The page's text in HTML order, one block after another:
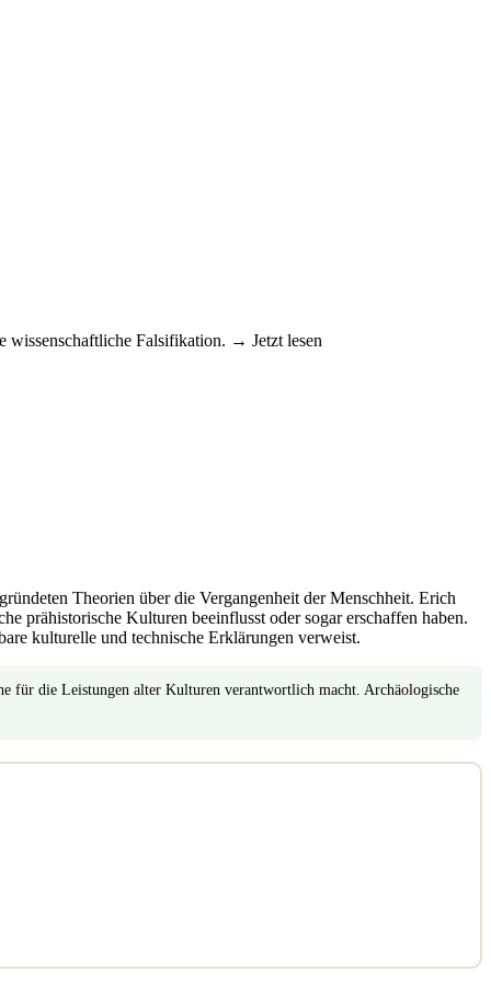
wissenschaftliche Falsifikation. → Jetzt lesen
Theorien über die Vergangenheit der Menschheit. Erich
prähistorische Kulturen beeinflusst oder sogar erschaffen haben.
kulturelle und technische Erklärungen verweist.
für die Leistungen alter Kulturen verantwortlich macht. Archäologische